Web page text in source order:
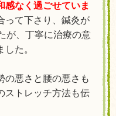
感なく過ごせていま
って下さり、鍼灸が
が、丁寧に治療の意
た。
の悪さと腰の悪さも
ストレッチ方法も伝